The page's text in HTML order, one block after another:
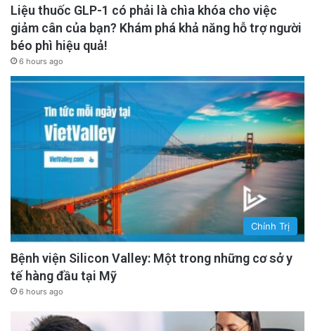
Liệu thuốc GLP-1 có phải là chìa khóa cho việc
giảm cân của bạn? Khám phá khả năng hỗ trợ người
béo phì hiệu quả!
6 hours ago
Chính Trị
Bệnh viện Silicon Valley: Một trong những cơ sở y
tế hàng đầu tại Mỹ
6 hours ago